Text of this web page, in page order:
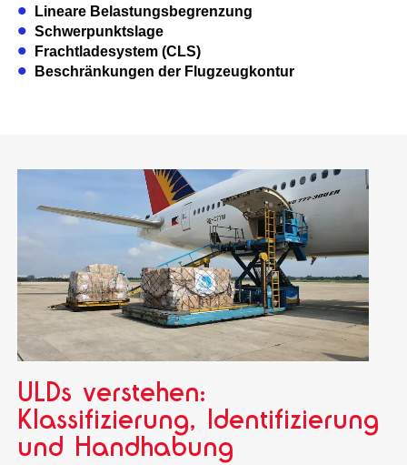
Lineare Belastungsbegrenzung
Schwerpunktslage
Frachtladesystem (CLS)
Beschränkungen der Flugzeugkontur
ULDs verstehen:
Klassifizierung, Identifizierung
und Handhabung